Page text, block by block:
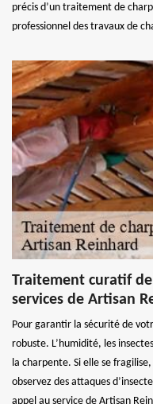
précis d’un traitement de
professionnel des travaux de
Traitement curatif
services de Artisan
Pour garantir la sécurité de
robuste. L’humidité, les
la charpente. Si elle se
observez des attaques
appel au service de Artisan